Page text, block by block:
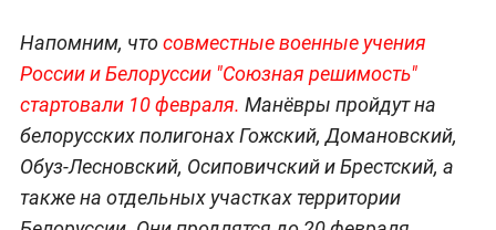
Напомним, чтосовместные военные учения
России и Белоруссии "Союзная решимость"
стартовали 10 февраля. Манёвры пройдут на
белорусских полигонах Гожский, Домановский,
Обуз-Лесновский, Осиповичский и Брестский, а
также на отдельных участках территории